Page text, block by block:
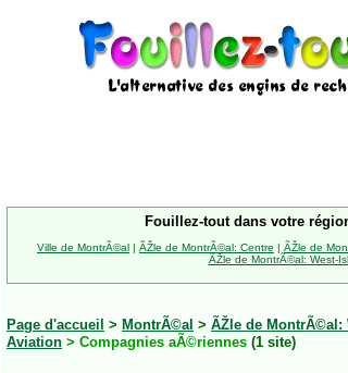
Fouillez-tout dans votre
Ville de MontrÃ©al | ÃŽle de MontrÃ©al: Centre | ÃŽle de
ÃŽle de MontrÃ©al: West-
Page d'accueil > MontrÃ©al > ÃŽle de MontrÃ©al:
Aviation > Compagnies aÃ©riennes (1 site)